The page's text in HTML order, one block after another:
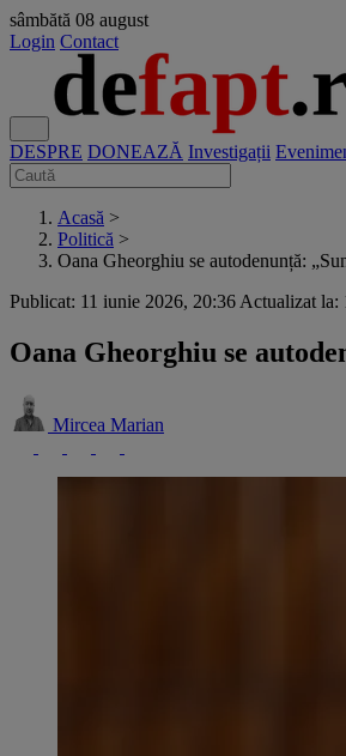
sâmbătă 08 august
Login Contact
DESPRE DONEAZĂ Investigații
Acasă >
Politică >
Oana Gheorghiu se autodenunță:
Publicat: 11 iunie 2026, 20:36 Actualizat la:
Oana Gheorghiu se
Mircea Marian